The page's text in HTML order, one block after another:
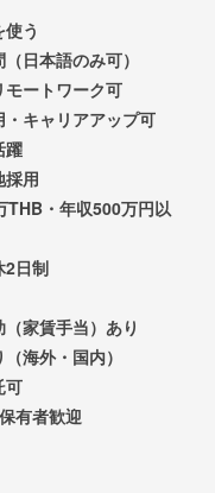
う
日本語のみ可）
モートワーク可
・キャリアアップ可
躍
採用
THB・年収500万円以
2日制
家賃手当）あり
海外・国内）
可
有者歓迎